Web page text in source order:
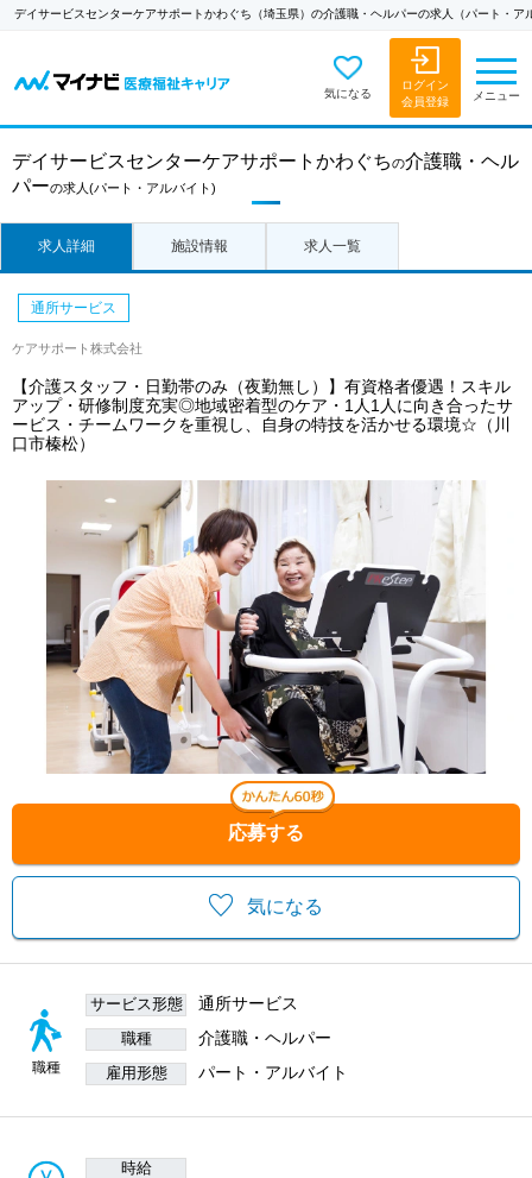
デイサービスセンターケアサポートかわぐち（埼玉県）の介護職・ヘルパーの求人（パート・ア
気になる
ログイン
会員登録
メニュー
デイサービスセンターケアサポートかわぐちの介護職・ヘル
パーの求人 (パート・アルバイト)
求人詳細 施設情報 求人一覧
気になる
応募する
通所サービス
ケアサポート株式会社
【介護スタッフ・日勤帯のみ（夜勤無し）】有資格者優遇！スキル
アップ・研修制度充実◎地域密着型のケア・1人1人に向き合ったサ
ービス・チームワークを重視し、自身の特技を活かせる環境☆（川
口市榛松）
職種
サービス形態 通所サービス
職種 介護職・ヘルパー
雇用形態 パート・アルバイト
時給